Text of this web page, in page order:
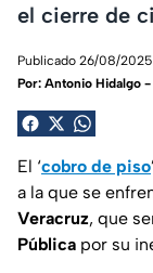
el cierre de
Publicado 26/08/2025
Por: Antonio Hidalgo -
El ‘cobro de piso
a la que se
Veracruz, que
Pública por su